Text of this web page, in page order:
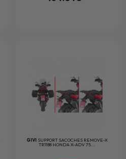
GIVI SUPPORT SACOCHES REMOVE-X
TR1188 HONDA X-ADV 75...